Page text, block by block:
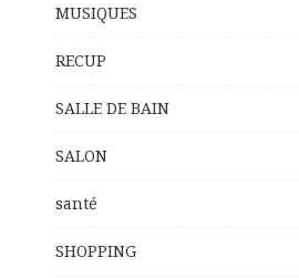
MUSIQUES
RECUP
SALLE DE BAIN
SALON
santé
SHOPPING